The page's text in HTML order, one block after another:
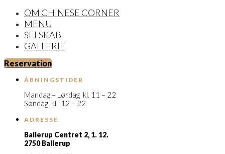
OM CHINESE CORNER
MENU
SELSKAB
GALLERIE
Reservation
ÅBNINGSTIDER
Mandag – Lørdag kl. 11 – 22
Søndag kl. 12 – 22
ADRESSE
Ballerup Centret 2, 1. 12.
2750 Ballerup